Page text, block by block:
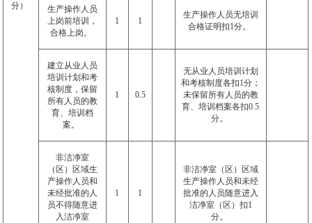
分）
生产操作人员
上岗前培训，
合格上岗。
1 1
生产操作人员无培训
合格证明扣1分。
建立从业人员
培训计划和考
核制度，保留
所有人员的教
育、培训档
案。
1 0.5
无从业人员培训计划
和考核制度各扣1分；
未保留所有人员的教
育、培训档案各扣0.5
分。
非洁净室
（区）区域生
产操作人员和
未经批准的人
员不得随意进
入洁净室
1 1
非洁净室（区）区域
生产操作人员和未经
批准的人员随意进入
洁净室（区）扣1
分。